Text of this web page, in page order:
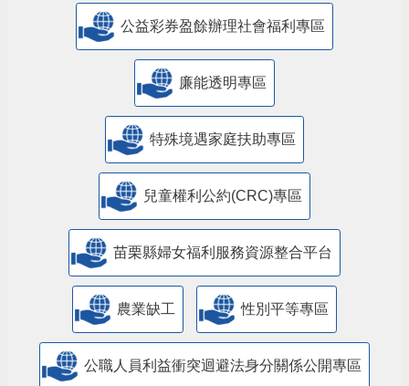
公益彩券盈餘辦理社會福利專區
廉能透明專區
特殊境遇家庭扶助專區
兒童權利公約(CRC)專區
苗栗縣婦女福利服務資源整合平台
農業缺工 性別平等專區
公職人員利益衝突迴避法身分關係公開專區